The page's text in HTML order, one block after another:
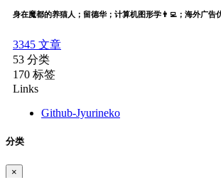
身在魔都的养猫人；留德华；计算机图形学👨‍💻；海外广告
3345 文章
53 分类
170 标签
Links
Github-Jyurineko
分类
×